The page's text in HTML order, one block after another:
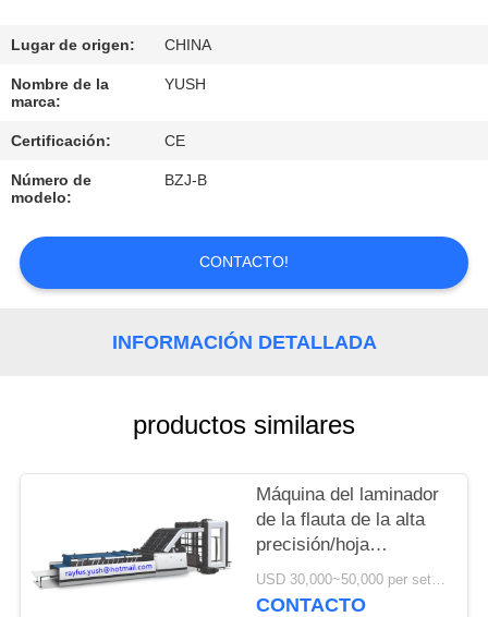
DE
CALIDAD
EN
CONTACTO
CON
NOTICIAS
Lugar de origen: CHINA
Nombre de la
marca:
YUSH
Certificación: CE
Número de
modelo:
BZJ-B
CONTACTO!
INFORMACIÓN DETALLADA
productos similares
Máquina del laminador
de la flauta de la alta
precisión/hoja
acanalada automática
que pega la máquina
USD 30,000~50,000 per set MOQ:1 sistema
CONTACTO